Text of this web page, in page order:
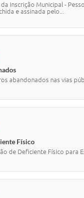
Inscrição Municipal -
e assinada pelo...
abandonados nas vias
Físico
de Deficiente Físico para